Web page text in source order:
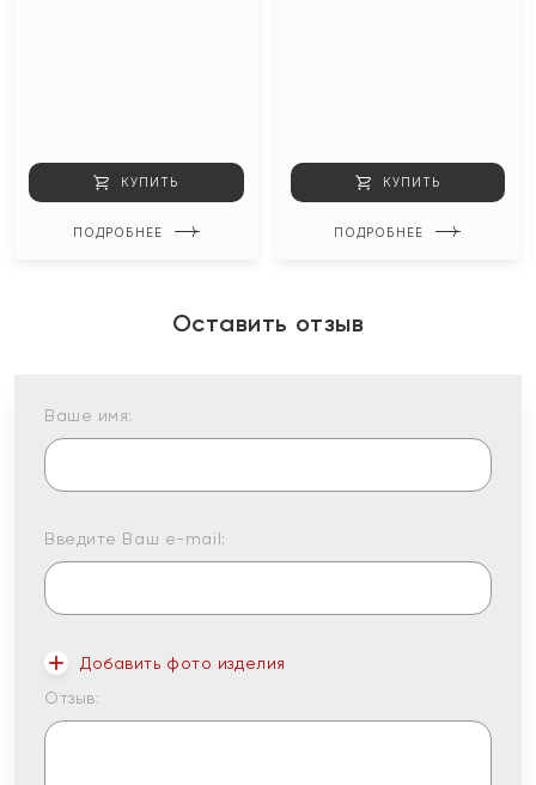
КУПИТЬ
ПОДРОБНЕЕ
КУПИТЬ
ПОДРОБНЕЕ
Оставить отзыв
Ваше имя:
Введите Ваш e-mail:
Добавить фото изделия
Отзыв: